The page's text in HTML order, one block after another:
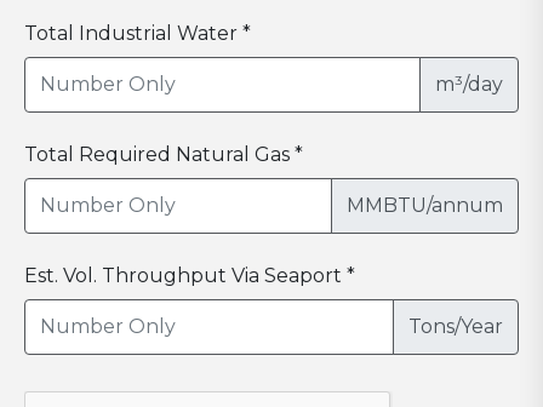
Total Industrial Water *
m³/day
Total Required Natural Gas *
MMBTU/annum
Est. Vol. Throughput Via Seaport *
Tons/Year